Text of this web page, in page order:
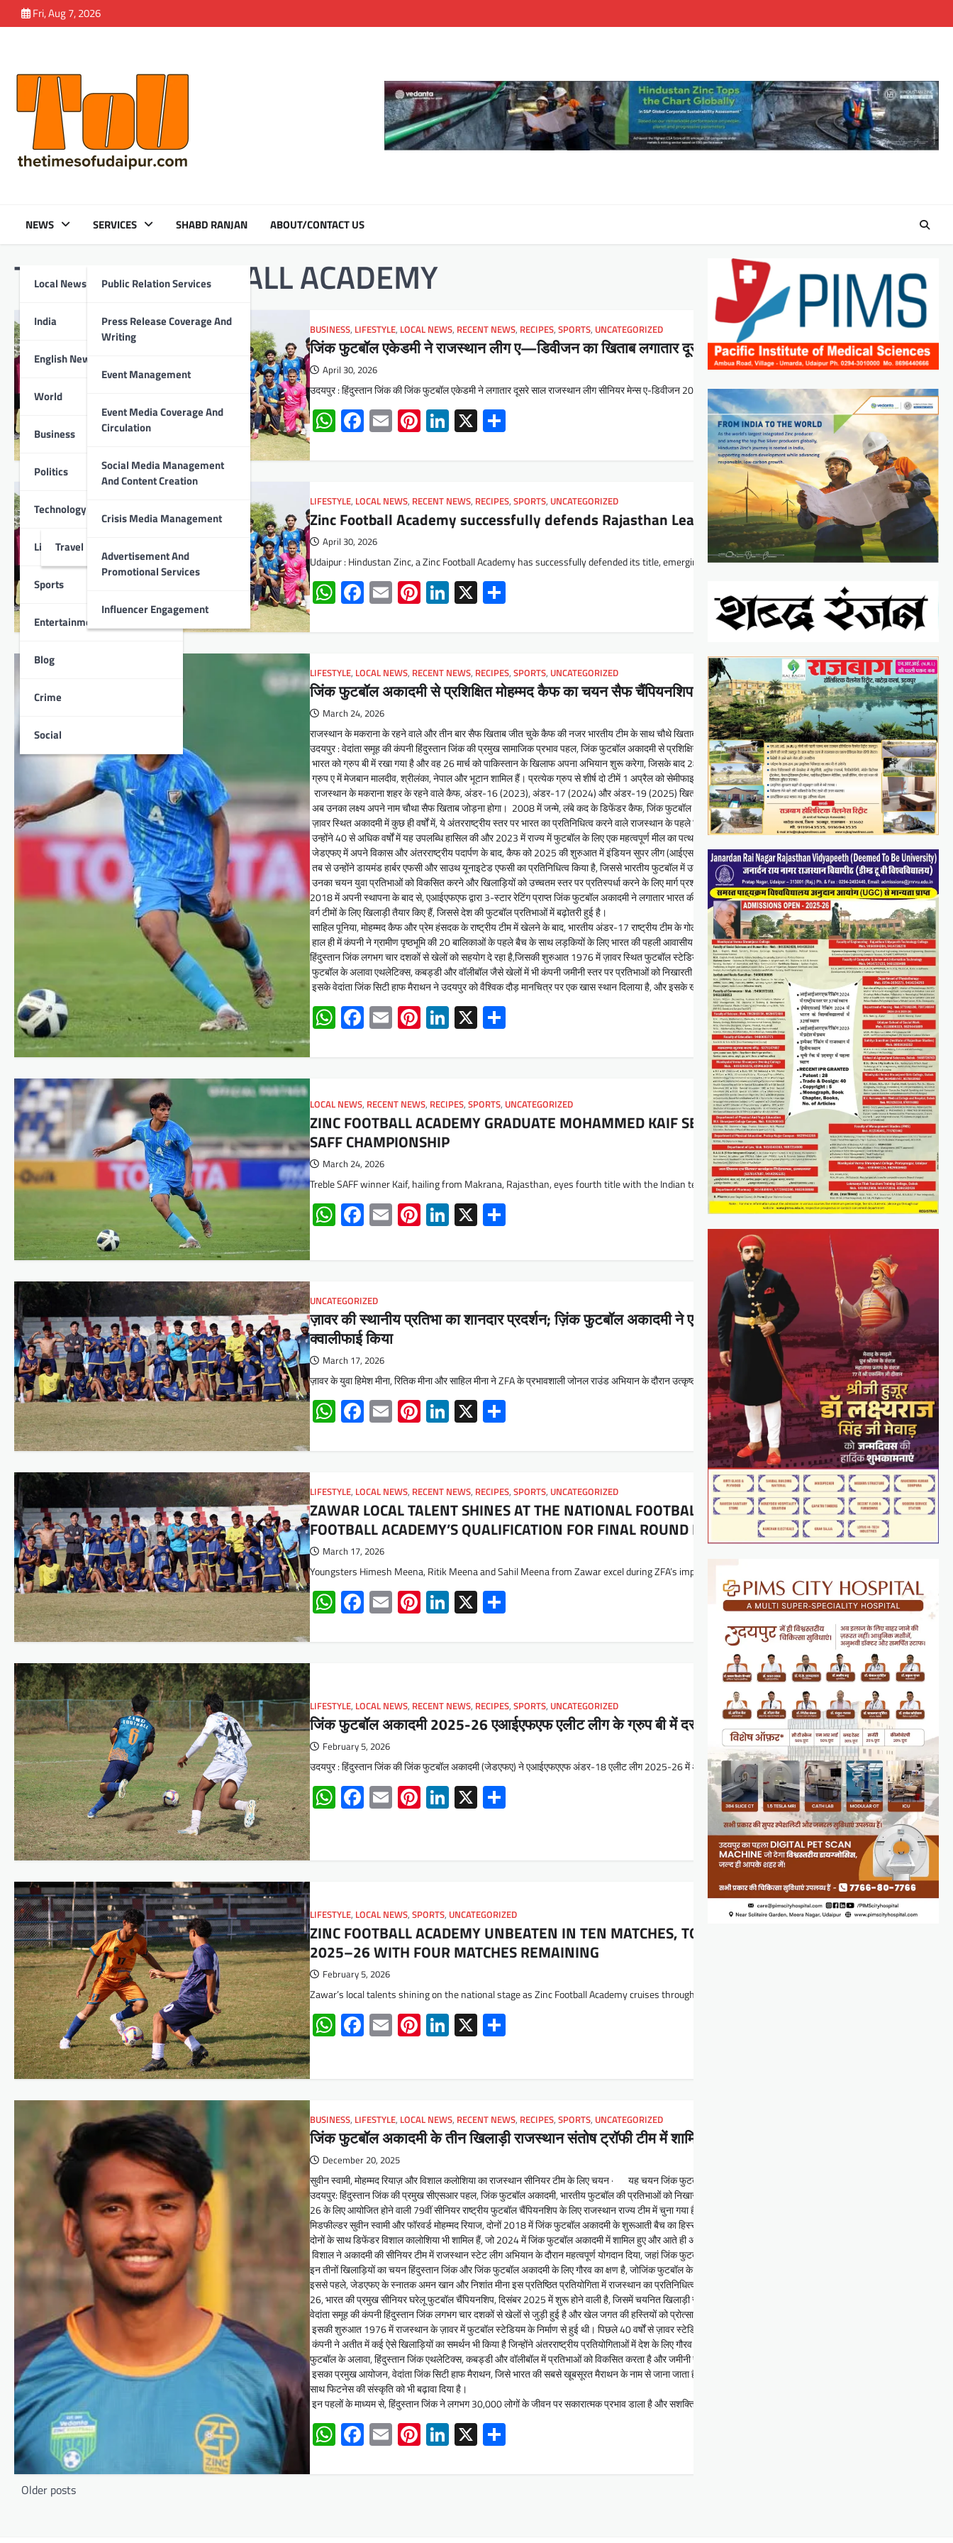
to
Fri, Aug 7, 2026
NEWS
Local News
India
English News
World
Business
Politics
Technology
Lifestyle
Travel
Sports
Entertainment
Blog
Crime
Social
SERVICES
Public Relation Services
Press Release Coverage And
Writing
Event Management
Event Media Coverage And
Circulation
Social Media Management
And Content Creation
Crisis Media Management
Advertisement And
Promotional Services
Influencer Engagement
SHABD RANJAN ABOUT/CONTACT US
Tag:ZINC FOOTBALL ACADEMY
BUSINESS, LIFESTYLE, LOCAL NEWS, RECENT NEWS, RECIPES, SPORTS, UNCATEGORIZED
जिंक फुटबॉल एकेडमी ने राजस्थान लीग ए—डिवीजन का खिताब लगातार दूसरी बार जीता
April 30, 2026
उदयपुर : हिंदुस्तान जिंक की जिंक फुटबॉल एकेडमी ने लगातार दूसरे साल राजस्थान लीग सीनियर मेन्स ए-डिवीजन 2025-26 का चैंपियन बनकर…
WhatsApp
Facebook
EmailPinterest
LinkedIn
X Share
LIFESTYLE, LOCAL NEWS, RECENT NEWS, RECIPES, SPORTS, UNCATEGORIZED
Zinc Football Academy successfully defends Rajasthan League A-Division title
April 30, 2026
Udaipur : Hindustan Zinc, a Zinc Football Academy has successfully defended its title, emerging as champions of the Rajasthan League Senior…
WhatsApp
Facebook
EmailPinterest
LinkedIn
X Share
LIFESTYLE, LOCAL NEWS, RECENT NEWS, RECIPES, SPORTS, UNCATEGORIZED
जिंक फुटबॉल अकादमी से प्रशिक्षित मोहम्मद कैफ का चयन सैफ चैंपियनशिप के लिए भारत की अंडर-20 टीम में
March 24, 2026
राजस्थान के मकराना के रहने वाले और तीन बार सैफ खिताब जीत चुके कैफ की नजर भारतीय टीम के साथ चौथे खिताब पर
उदयपुर : वेदांता समूह की कंपनी हिंदुस्तान जिंक की प्रमुख सामाजिक प्रभाव पहल, जिंक फुटबॉल अकादमी से प्रशिक्षित मोहम्मद कैफ को मालदीव में होने वाली आगामी सैफ अंडर-20 चैंपियनशिप
भारत को ग्रुप बी में रखा गया है और वह 26 मार्च को पाकिस्तान के खिलाफ अपना अभियान शुरू करेगा, जिसके बाद 28 मार्च को बांग्लादेश के खिलाफ मैच होगा।
ग्रुप ए में मेजबान मालदीव, श्रीलंका, नेपाल और भूटान शामिल हैं। प्रत्येक ग्रुप से शीर्ष दो टीमें 1 अप्रैल को सेमीफाइनल में पहुंचेंगी, जबकि फाइनल 3 अप्रैल को होगा।
राजस्थान के मकराना शहर के रहने वाले कैफ, अंडर-16 (2023), अंडर-17 (2024) और अंडर-19 (2025) खिताब जीतकर तीन बार के सैफ चैंपियन के रूप में टूर्नामेंट में प्रवेश कर रहे हैं।
अब उनका लक्ष्य अपने नाम चौथा सैफ खिताब जोड़ना होगा। 2008 में जन्मे, लंबे कद के डिफेंडर कैफ, जिंक फुटबॉल अकादमी के पहले बैच का हिस्सा थे, जिसकी शुरुआत 2018 में हुई थी।
ज़ावर स्थित अकादमी में कुछ ही वर्षों में, ये अंतरराष्ट्रीय स्तर पर भारत का प्रतिनिधित्व करने वाले राजस्थान के पहले खिलाड़ी बन गए।
उन्होंने 40 से अधिक वर्षों में यह उपलब्धि हासिल की और 2023 में राज्य में फुटबॉल के लिए एक महत्वपूर्ण मील का पत्थर साबित हुए।
जेडएफए में अपने विकास और अंतरराष्ट्रीय पदार्पण के बाद, कैफ को 2025 की शुरुआत में इंडियन सुपर लीग (आईएसएल) क्लब हैदराबाद एफसी (अब स्पोर्टिंग क्लब दिल्ली) द्वारा साइन किया गया था।
तब से उन्होंने डायमंड हार्बर एफसी और साउथ यूनाइटेड एफसी का प्रतिनिधित्व किया है, जिससे भारतीय फुटबॉल में उनकी निरंतर प्रगति जारी है।
उनका चयन युवा प्रतिभाओं को विकसित करने और खिलाड़ियों को उच्चतम स्तर पर प्रतिस्पर्धा करने के लिए मार्ग प्रशस्त करने के प्रति जिंक फुटबॉल अकादमी की निरंतर प्रतिबद्धता को दर्शाता
2018 में अपनी स्थापना के बाद से, एआईएफएफ द्वारा 3-स्टार रेटिंग प्राप्त जिंक फुटबॉल अकादमी ने लगातार भारत की आयु-
वर्ग टीमों के लिए खिलाड़ी तैयार किए हैं, जिससे देश की फुटबॉल प्रतिभाओं में बढ़ोतरी हुई है।
साहिल पूनिया, मोहम्मद कैफ और प्रेम हंसदक के राष्ट्रीय टीम में खेलने के बाद, भारतीय अंडर-17 राष्ट्रीय टीम के गोलकीपर राजरूप सरकार के हालिया प्रदर्शन ने भारतीय फुटबॉल के विकास में
हाल ही में कंपनी ने ग्रामीण पृष्ठभूमि की 20 बालिकाओं के पहले बैच के साथ लड़कियों के लिए भारत की पहली आवासीय फुटबॉल अकादमी शुरू की है।
हिंदुस्तान जिंक लगभग चार दशकों से खेलों को सहयोग दे रहा है,जिसकी शुरुआत 1976 में ज़ावर स्थित फुटबॉल स्टेडियम से हुई थी,जहाँ आज भी वार्षिक राष्ट्रीय फुटबॉल टूर्नामेंट आयोजित होते हैं।
फुटबॉल के अलावा एथलेटिक्स, कबड्डी और वॉलीबॉल जैसे खेलों में भी कंपनी जमीनी स्तर पर प्रतिभाओं को निखारती है।
इसके वेदांता जिंक सिटी हाफ मैराथन ने उदयपुर को वैश्विक दौड़ मानचित्र पर एक खास स्थान दिलाया है, और इसके खेल संबंधी प्रयासों से लगभग 30,000 लोगों के जीवन पर सकारात्मक प्रभाव
WhatsApp
Facebook
EmailPinterest
LinkedIn
X Share
LOCAL NEWS, RECENT NEWS, RECIPES, SPORTS, UNCATEGORIZED
ZINC FOOTBALL ACADEMY GRADUATE MOHAMMED KAIF SELECTED IN INDIA UNDER-20 TEAM FOR
SAFF CHAMPIONSHIP
March 24, 2026
Treble SAFF winner Kaif, hailing from Makrana, Rajasthan, eyes fourth title with the Indian team Udaipur : Hindustan Zinc, a…
WhatsApp
Facebook
EmailPinterest
LinkedIn
X Share
UNCATEGORIZED
ज़ावर की स्थानीय प्रतिभा का शानदार प्रदर्शन; ज़िंक फुटबॉल अकादमी ने एआईएफएफ अंडर-18 एलीट लीग के फाइनल राउंड
क्वालीफाई किया
March 17, 2026
ज़ावर के युवा हिमेश मीना, रितिक मीना और साहिल मीना ने ZFA के प्रभावशाली जोनल राउंड अभियान के दौरान उत्कृष्ट…
WhatsApp
Facebook
EmailPinterest
LinkedIn
X Share
LIFESTYLE, LOCAL NEWS, RECENT NEWS, RECIPES, SPORTS, UNCATEGORIZED
ZAWAR LOCAL TALENT SHINES AT THE NATIONAL FOOTBALL STAGE; PLAY CRUCIAL ROLE IN ZINC
FOOTBALL ACADEMY’S QUALIFICATION FOR FINAL ROUND IN AIFF UNDER-18 ELITE LEAGUE
March 17, 2026
Youngsters Himesh Meena, Ritik Meena and Sahil Meena from Zawar excel during ZFA’s impressive Zonal Round campaign Udaipur : Hindustan Zinc,…
WhatsApp
Facebook
EmailPinterest
LinkedIn
X Share
LIFESTYLE, LOCAL NEWS, RECENT NEWS, RECIPES, SPORTS, UNCATEGORIZED
जिंक फुटबॉल अकादमी 2025-26 एआईएफएफ एलीट लीग के ग्रुप बी में दस मैचों में अपराजित रहते हुए शीर्ष पर
February 5, 2026
उदयपुर : हिंदुस्तान जिंक की जिंक फुटबॉल अकादमी (जेडएफए) ने एआईएफएएफ अंडर-18 एलीट लीग 2025-26 में अपना प्रभावशाली प्रदर्शन जारी…
WhatsApp
Facebook
EmailPinterest
LinkedIn
X Share
LIFESTYLE, LOCAL NEWS, SPORTS, UNCATEGORIZED
ZINC FOOTBALL ACADEMY UNBEATEN IN TEN MATCHES, TOP OF GROUP B IN AIFF ELITE LEAGUE
2025–26 WITH FOUR MATCHES REMAINING
February 5, 2026
Zawar’s local talents shining on the national stage as Zinc Football Academy cruises through the first ten matches unbeaten The…
WhatsApp
Facebook
EmailPinterest
LinkedIn
X Share
BUSINESS, LIFESTYLE, LOCAL NEWS, RECENT NEWS, RECIPES, SPORTS, UNCATEGORIZED
जिंक फुटबॉल अकादमी के तीन खिलाड़ी राजस्थान संतोष ट्रॉफी टीम में शामिल
December 20, 2025
सुवीन स्वामी, मोहम्मद रियाज़ और विशाल कलोशिया का राजस्थान सीनियर टीम के लिए चयन · यह चयन जिंक फुटबॉल अकादमी के जमीनी स्तर से वरिष्ठ फुटबॉल तक के निरंतर प्रयास का
उदयपुर: हिंदुस्तान जिंक की प्रमुख सीएसआर पहल, जिंक फुटबॉल अकादमी, भारतीय फुटबॉल की प्रतिभाओं को निखारने में लगातार योगदान दे रही है, जिसके तहत अकादमी के तीन वरिष्ठ
26 के लिए आयोजित होने वाली 79वीं सीनियर राष्ट्रीय फुटबॉल चैंपियनशिप के लिए राजस्थान राज्य टीम में चुना गया है।
मिडफील्डर सुवीन स्वामी और फॉरवर्ड मोहम्मद रियाज, दोनों 2018 में जिंक फुटबॉल अकादमी के शुरूआती बैच का हिस्सा थे, और यह राज्य सम्मान अर्जित करके दोनों ने अकादमी के निरंतर विकास,
दोनों के साथ डिफेंडर विशाल कालोशिया भी शामिल हैं, जो 2024 में जिंक फुटबॉल अकादमी में शामिल हुए और आते ही अपनी छाप छोड़ी।
विशाल ने अकादमी की सीनियर टीम में राजस्थान स्टेट लीग अभियान के दौरान महत्वपूर्ण योगदान दिया, जहां जिंक फुटबॉल अकादमी ने दूसरी बार खिताब जीता, जो सीनियर स्तर के फुटबॉल में
इन तीनों खिलाड़ियों का चयन हिंदुस्तान जिंक और जिंक फुटबॉल अकादमी के लिए गौरव का क्षण है, जोजिंक फुटबॉल के समग्र विकास मॉडल की प्रभावशीलता को दर्शाता है।
इससे पहले, जेडएफए के स्नातक अमन खान और निशांत मीना इस प्रतिष्ठित प्रतियोगिता में राजस्थान का प्रतिनिधित्व कर चुके हैं। संतोष ट्रॉफी 2025-
26, भारत की प्रमुख सीनियर घरेलू फुटबॉल चैंपियनशिप, दिसंबर 2025 में शुरू होने वाली है, जिसमें चयनित खिलाड़ी राष्ट्रीय स्तर पर राजस्थान का प्रतिनिधित्व करेंगे।
वेदांता समूह की कंपनी हिंदुस्तान जिंक लगभग चार दशकों से खेलों से जुड़ी हुई है और खेल जगत की हस्तियों को प्रोत्साहित करती आ रही है।
इसकी शुरुआत 1976 में राजस्थान के ज़ावर में फुटबॉल स्टेडियम के निर्माण से हुई थी। पिछले 40 वर्षों से ज़ावर स्टेडियम में हर साल राष्ट्रीय फुटबॉल टूर्नामेंट आयोजित किए जाते रहे हैं।
कंपनी ने अतीत में कई ऐसे खिलाड़ियों का समर्थन भी किया है जिन्होंने अंतरराष्ट्रीय प्रतियोगिताओं में देश के लिए गौरव अर्जित किया है।
फुटबॉल के अलावा, हिंदुस्तान जिंक एथलेटिक्स, कबड्डी और वॉलीबॉल में प्रतिभाओं को विकसित करता है और जमीनी स्तर पर विकास के लिए सुनियोजित मार्ग प्रशस्त करता है।
इसका प्रमुख आयोजन, वेदांता जिंक सिटी हाफ मैराथन, जिसे भारत की सबसे खूबसूरत मैराथन के नाम से जाना जाता है, ने उदयपुर को वैश्विक दौड़ मानचित्र पर स्थापित किया है और पर्यटन के
साथ फिटनेस की संस्कृति को भी बढ़ावा दिया है।
इन पहलों के माध्यम से, हिंदुस्तान जिंक ने लगभग 30,000 लोगों के जीवन पर सकारात्मक प्रभाव डाला है और सशक्तिकरण एवं सामाजिक परिवर्तन के प्रति अपनी प्रतिबद्धता को सुदृढ़ किया है।
WhatsApp
Facebook
EmailPinterest
LinkedIn
X Share
Posts
Older posts